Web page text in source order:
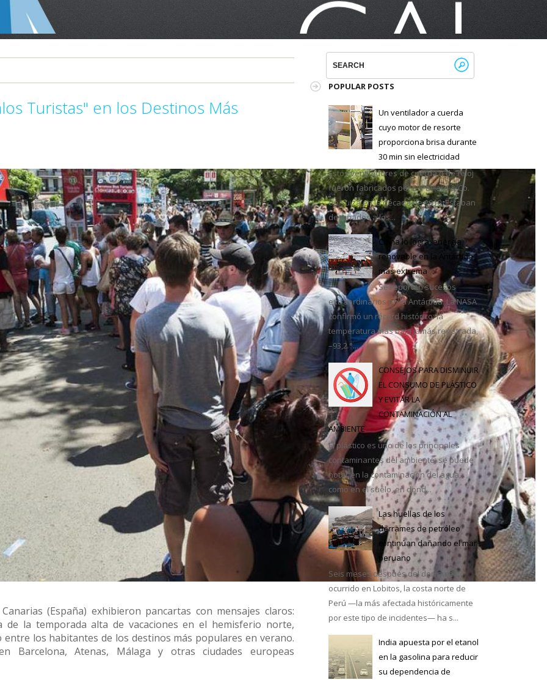
que tan sana es el agua en tu casa
es el mejor calentador solar de México
Turistas" en los Destinos Más
(España) exhibieron pancartas con mensajes claros:
de la temporada alta de vacaciones en el hemisferio norte,
los habitantes de los destinos más populares en verano.
Barcelona, Atenas, Málaga y otras ciudades europeas
POPULAR POSTS
Un ventilador a cuerda
cuyo motor de resorte
proporciona brisa durante
30 min sin electricidad
Estos ventiladores de cuerda o de reloj
fueron fabricados por E. Paillard & Co.
en Suiza en la década de 1910. Estaban
destinados a los...
China lo logra: energía
renovable en la Antártida
más extrema
Se reportan sucesos
extraordinarios en la Antártida. La NASA
confirmó un récord histórico: la
temperatura más baja jamás registrada,
–93,2 °...
CONSEJOS PARA DISMINUIR
EL CONSUMO DE PLÁSTICO
Y EVITAR LA
CONTAMINACIÓN AL
AMBIENTE
El plástico es uno de los principales
contaminantes del ambiente, se puede
notar en la contaminación del agua,
como en el suelo, en dond...
Las huellas de los
derrames de petróleo
continúan dañando el mar
peruano
Seis meses después del derrame
ocurrido en Lobitos, la costa norte de
Perú —la más afectada históricamente
por este tipo de incidentes— ha s...
India apuesta por el etanol
en la gasolina para reducir
su dependencia de